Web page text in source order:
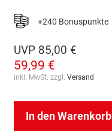
+240 Bonuspunkte
UVP 85,00 €
59,99 €
inkl. MwSt. zzgl. Versand
In den Warenkorb